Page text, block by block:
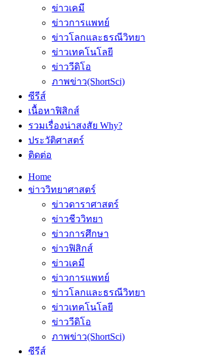
ข่าวเคมี
ข่าวการแพทย์
ข่าวโลกและธรณีวิทยา
ข่าวเทคโนโลยี
ข่าววีดิโอ
ภาพข่าว(ShortSci)
ซีรีส์
เนื้อหาฟิสิกส์
รวมเรื่องน่าสงสัย Why?
ประวัติศาสตร์
ติดต่อ
Home
ข่าววิทยาศาสตร์
ข่าวดาราศาสตร์
ข่าวชีววิทยา
ข่าวการศึกษา
ข่าวฟิสิกส์
ข่าวเคมี
ข่าวการแพทย์
ข่าวโลกและธรณีวิทยา
ข่าวเทคโนโลยี
ข่าววีดิโอ
ภาพข่าว(ShortSci)
ซีรีส์